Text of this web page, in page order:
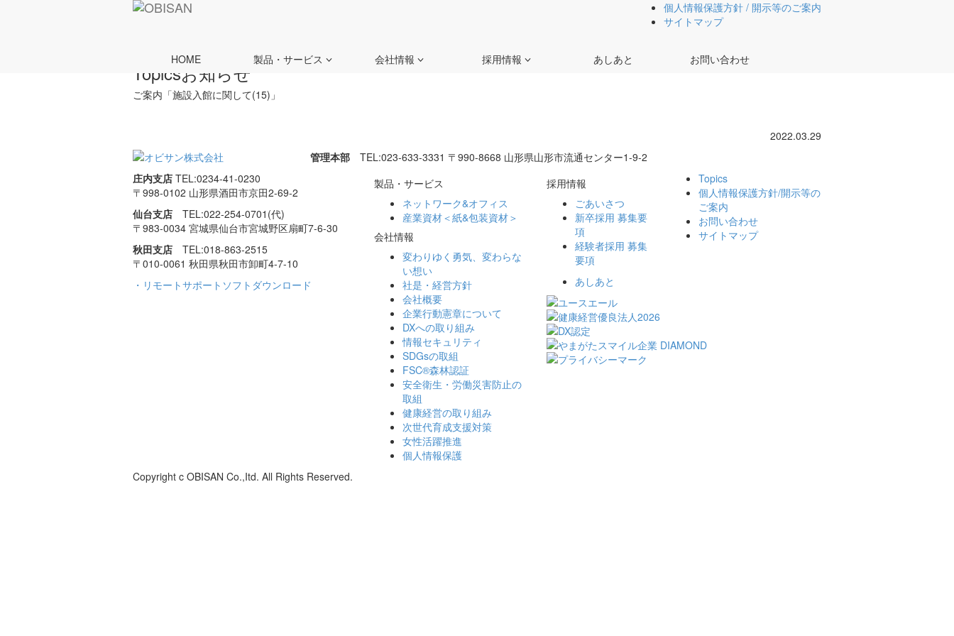
個人情報保護方針 / 開示等のご案内
サイトマップ
HOME 製品・サービス 会社情報 採用情報 あしあと お問い合わせ
ホーム
Topicsお知らせ
ご案内「施設入館に関して(15)」
2022.03.29
管理本部 TEL:023-633-3331 〒990-8668 山形県山形市流通センター1-9-2
庄内支店 TEL:0234-41-0230
〒998-0102 山形県酒田市京田2-69-2
仙台支店 TEL:022-254-0701(代)
〒983-0034 宮城県仙台市宮城野区扇町7-6-30
秋田支店 TEL:018-863-2515
〒010-0061 秋田県秋田市卸町4-7-10
・リモートサポートソフトダウンロード
製品・サービス
ネットワーク&オフィス
産業資材＜紙&包装資材＞
会社情報
変わりゆく勇気、変わらな
い想い
社是・経営方針
会社概要
企業行動憲章について
DXへの取り組み
情報セキュリティ
SDGsの取組
FSC®森林認証
安全衛生・労働災害防止の
取組
健康経営の取り組み
次世代育成支援対策
女性活躍推進
個人情報保護
採用情報
ごあいさつ
新卒採用 募集要
項
経験者採用 募集
要項
あしあと
Topics
個人情報保護方針/開示等の
ご案内
お問い合わせ
サイトマップ
Copyright c OBISAN Co.,Itd. All Rights Reserved.